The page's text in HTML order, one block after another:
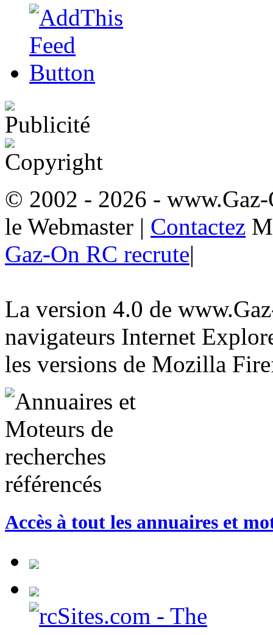
© 2002 - 2026 -
le Webmaster | Contactez
Gaz-On RC recrute|
La version 4.0 de
navigateurs Internet
les versions de Mozilla
Accès à tout les annuaires et